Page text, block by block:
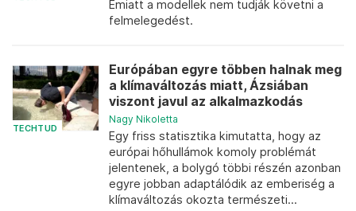
Emiatt a modellek nem tudják követni a
felmelegedést.
TECHTUD
Európában egyre többen halnak meg
a klímaváltozás miatt, Ázsiában
viszont javul az alkalmazkodás
Nagy Nikoletta
Egy friss statisztika kimutatta, hogy az
európai hőhullámok komoly problémát
jelentenek, a bolygó többi részén azonban
egyre jobban adaptálódik az emberiség a
klímaváltozás okozta természeti...